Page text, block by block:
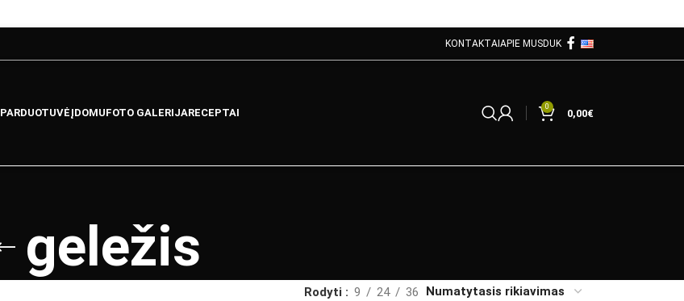
KONTAKTAI APIE MUSDUK
PARDUOTUVĖ ĮDOMUFOTO GALERIJARECEPTAI 0
0,00€
geležis
Rodyti 9 24 36